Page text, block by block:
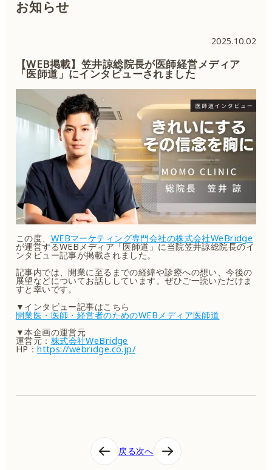
お知らせ
2025.10.02
【WEB掲載】笠井諒総院長が医師経営メディア
「医師道」にインタビューされました
この度、 WEBマーケティング専門会社の株式会社WeBridge
が運営するWEBメディア「医師道」に当院笠井諒総院長のイ
ンタビュー記事が掲載されました。
記事内では、開業に至るまでの経緯や診療への想い、今後の
展望などについてお話ししています。ぜひご一読いただけま
すと幸いです。
▼インタビュー記事はこちら
開業医・医師・経営者のためのWEBメディア医師道
▼本企画の運営元
運営元：株式会社WeBridge
HP：https://webridge.co.jp/
戻る次へ